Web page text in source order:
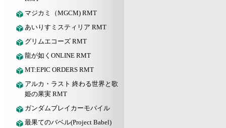
マジカミ（MGCM) RMT
あいりすミスティリア RMT
グリムエコーズ RMT
龍が如くONLINE RMT
MT:EPIC ORDERS RMT
アルカ・ラスト 終わる世界と歌
姫の果実 RMT
ガンダムブレイカーモバイル
最果てのバベル(Project Babel)